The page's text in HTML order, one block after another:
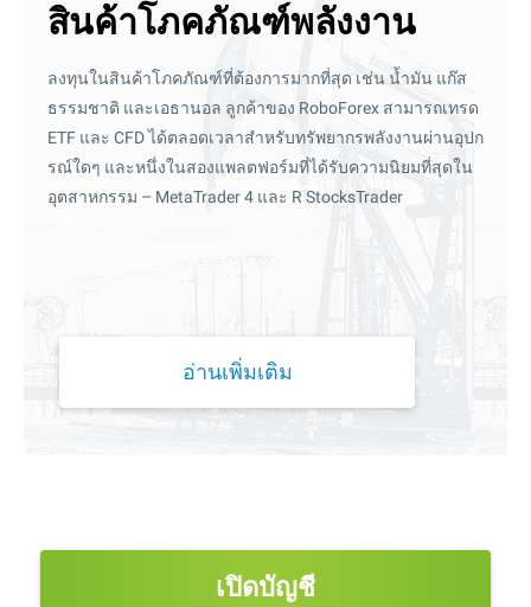
สินค้าโภคภัณฑ์พลังงาน
ลงทุนในสินค้าโภคภัณฑ์ที่ต้องการมากที่สุด เช่น น้ำมัน แก๊ส
ธรรมชาติ และเอธานอล ลูกค้าของ RoboForex สามารถเทรด
ETF และ CFD ได้ตลอดเวลาสำหรับทรัพยากรพลังงานผ่านอุปก
รณ์ใดๆ และหนึ่งในสองแพลตฟอร์มที่ได้รับความนิยมที่สุดใน
อุตสาหกรรม – MetaTrader 4 และ R StocksTrader
อ่านเพิ่มเติม
เปิดบัญชี